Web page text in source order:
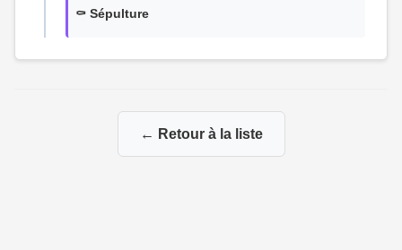
⚰️ Sépulture
← Retour à la liste